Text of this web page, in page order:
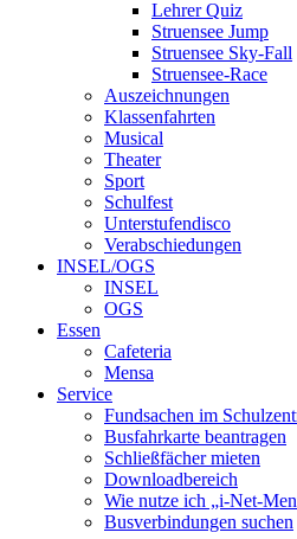
Lehrer Quiz
Struensee Jump
Struensee Sky-Fall
Struensee-Race
Auszeichnungen
Klassenfahrten
Musical
Theater
Sport
Schulfest
Unterstufendisco
Verabschiedungen
INSEL/OGS
INSEL
OGS
Essen
Cafeteria
Mensa
Service
Fundsachen im
Busfahrkarte beantragen
Schließfächer mieten
Downloadbereich
Wie nutze ich „i-Net-
Busverbindungen suchen